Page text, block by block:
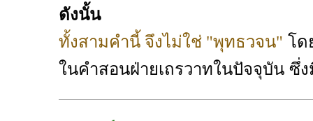
ดังนั้น
ทั้งสามคำนี้ จึงไม่ใช่ "พุทธวจน" โด
ในคำสอนฝ่ายเถรวาทในปัจจุบัน ซึ่